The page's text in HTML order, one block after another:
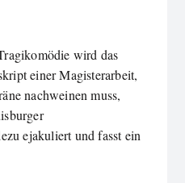
wird das
einer Magisterarbeit,
nachweinen muss,
ejakuliert und fasst ein